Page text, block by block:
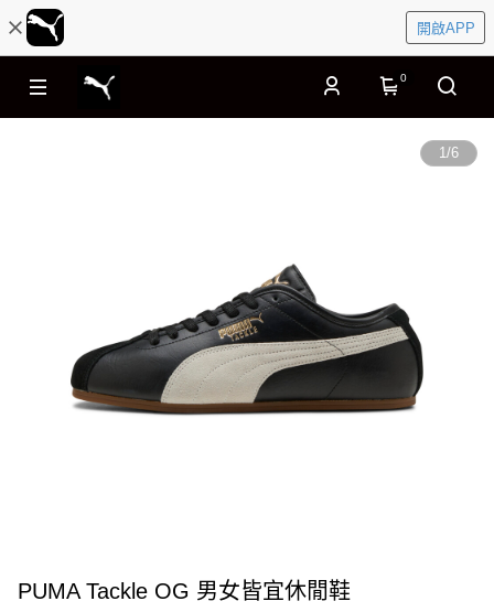
開啟APP
0
1/6
PUMA Tackle OG 男女皆宜休閒鞋